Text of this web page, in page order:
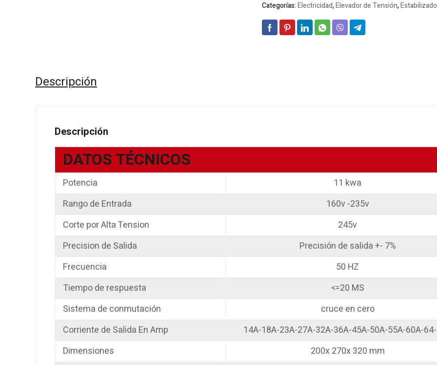
Categorías:Electricidad,Elevador de Tensión,
Descripción
Descripción
DATOS TÉCNICOS
Potencia
11 kwa
Rango de Entrada
160v -235v
Corte por Alta Tension
245v
Precision de Salida
Precisión de salida +- 7%
Frecuencia
50 HZ
Tiempo de respuesta
<=20 MS
Sistema de conmutación
cruce en cero
Corriente de Salida En Amp
14A-18A-23A-27A-32A-36A-45A-50A-55A-60A-
Dimensiones
200x 270x 320 mm